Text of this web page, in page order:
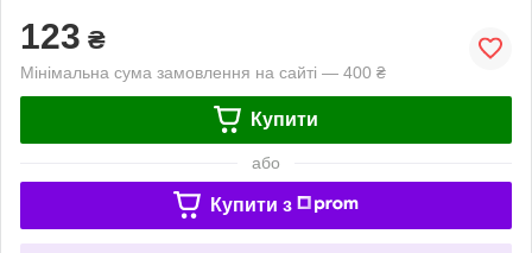
123 ₴
Мінімальна сума замовлення на сайті — 400 ₴
Купити
або
Купити з